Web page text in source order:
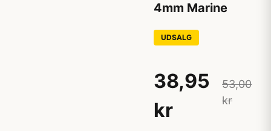
4mm Marine
UDSALG
38,95
kr
53,00
kr